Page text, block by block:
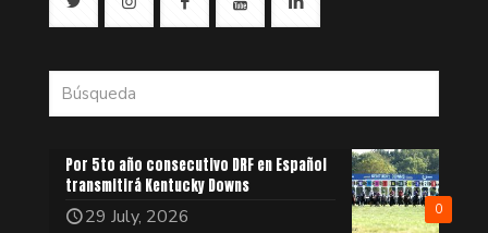
0
Por 5to año consecutivo DRF en Español
transmitirá Kentucky Downs
29 July, 2026